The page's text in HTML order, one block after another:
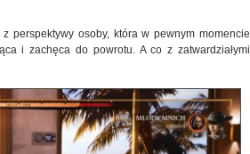
perspektywy osoby, która w pewnym momencie
i zachęca do powrotu. A co z zatwardziałymi